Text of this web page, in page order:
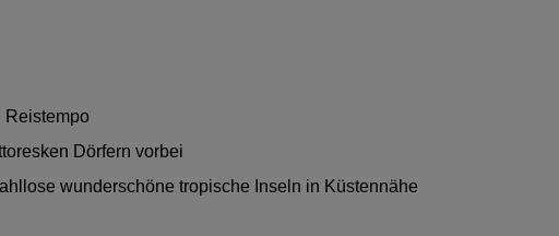
Reistempo
Dörfern vorbei
wunderschöne tropische Inseln in Küstennähe